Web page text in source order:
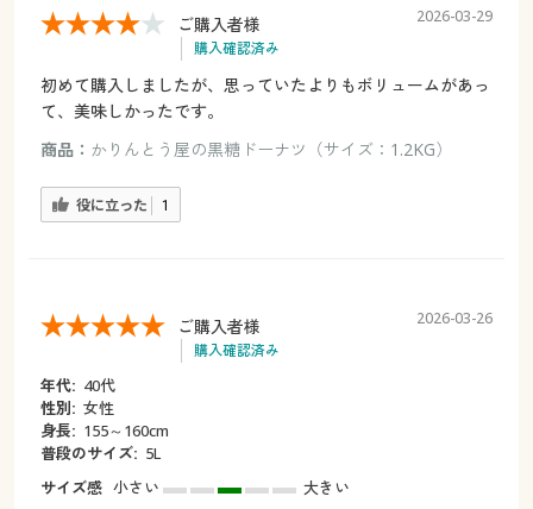
ご購入者様
購入確認済み
2026-03-29
初めて購入しましたが、思っていたよりもボリュームがあっ
て、美味しかったです。
商品： かりんとう屋の黒糖ドーナツ（サイズ：1.2KG）
役に立った 1
ご購入者様
購入確認済み
2026-03-26
年代: 40代
性別: 女性
身長: 155～160cm
普段のサイズ: 5L
サイズ感 小さい
大きい